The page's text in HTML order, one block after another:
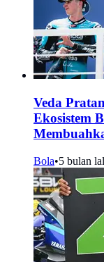
Veda
Ekosistem
Bola•5 bulan